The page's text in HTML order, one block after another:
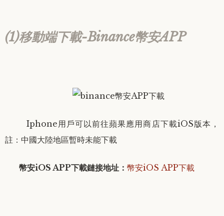
(1)移動端下載-Binance幣安APP
Iphone用戶可以前往蘋果應用商店下載iOS版本，
註：中國大陸地區暫時未能下載
幣安iOS APP下載鏈接地址 ： 幣安iOS APP下載